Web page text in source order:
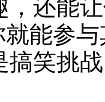
，还能
就能参
搞笑挑